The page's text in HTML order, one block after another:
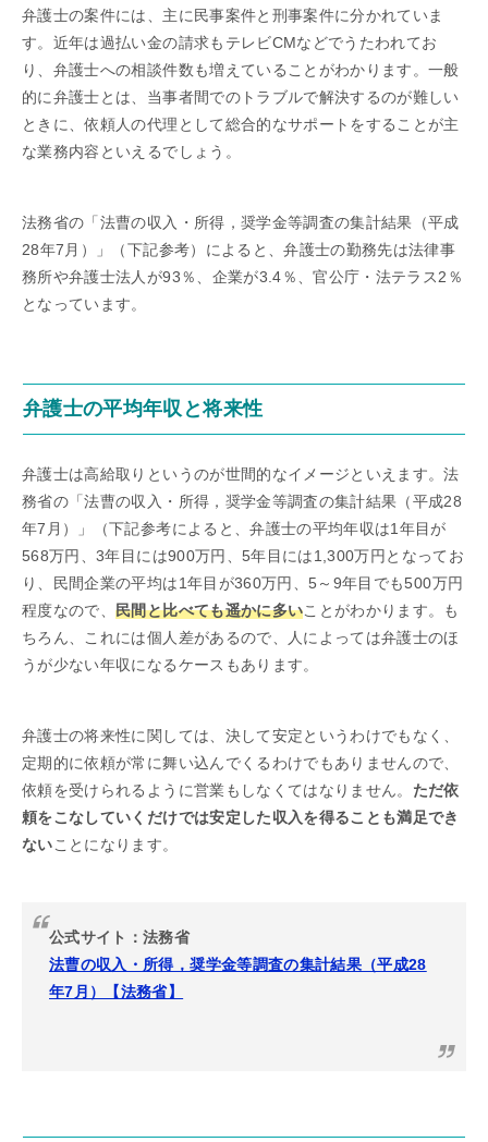
弁護士の案件には、主に民事案件と刑事案件に分かれていま
す。近年は過払い金の請求もテレビCMなどでうたわれてお
り、弁護士への相談件数も増えていることがわかります。一般
的に弁護士とは、当事者間でのトラブルで解決するのが難しい
ときに、依頼人の代理として総合的なサポートをすることが主
な業務内容といえるでしょう。
法務省の「法曹の収入・所得，奨学金等調査の集計結果（平成
28年7月）」（下記参考）によると、弁護士の勤務先は法律事
務所や弁護士法人が93％、企業が3.4％、官公庁・法テラス2％
となっています。
弁護士の平均年収と将来性
弁護士は高給取りというのが世間的なイメージといえます。法
務省の「法曹の収入・所得，奨学金等調査の集計結果（平成28
年7月）」（下記参考によると、弁護士の平均年収は1年目が
568万円、3年目には900万円、5年目には1,300万円となってお
り、民間企業の平均は1年目が360万円、5～9年目でも500万円
程度なので、民間と比べても遥かに多いことがわかります。も
ちろん、これには個人差があるので、人によっては弁護士のほ
うが少ない年収になるケースもあります。
弁護士の将来性に関しては、決して安定というわけでもなく、
定期的に依頼が常に舞い込んでくるわけでもありませんので、
依頼を受けられるように営業もしなくてはなりません。 ただ依
頼をこなしていくだけでは安定した収入を得ることも満足でき
ないことになります。
公式サイト：法務省
法曹の収入・所得，奨学金等調査の集計結果（平成28
年7月）【法務省】